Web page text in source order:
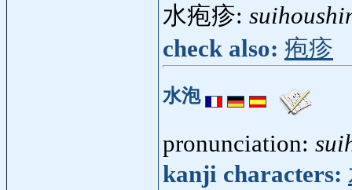
水疱疹:
check also: 疱疹
水泡
pronunciation:
kanji characters: